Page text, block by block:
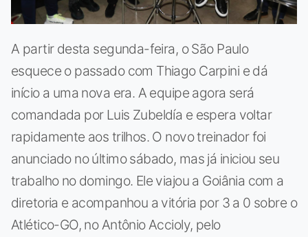
A partir desta segunda-feira, o São Paulo
esquece o passado com Thiago Carpini e dá
início a uma nova era. A equipe agora será
comandada por Luis Zubeldía e espera voltar
rapidamente aos trilhos. O novo treinador foi
anunciado no último sábado, mas já iniciou seu
trabalho no domingo. Ele viajou a Goiânia com a
diretoria e acompanhou a vitória por 3 a 0 sobre o
Atlético-GO, no Antônio Accioly, pelo